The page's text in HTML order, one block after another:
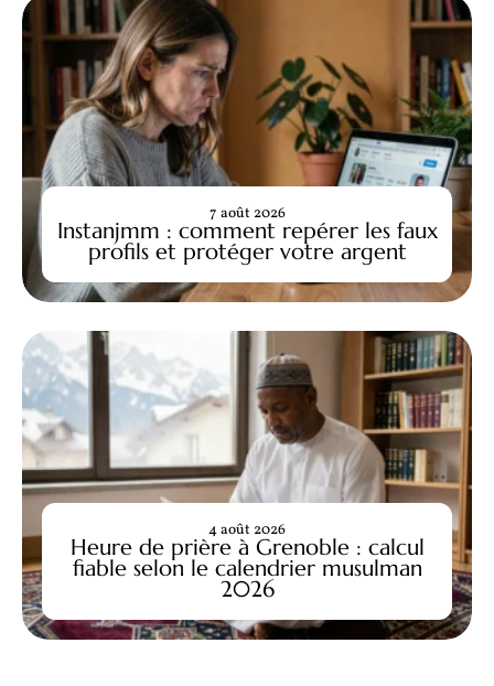
Instanjmm : comment repérer les faux
profils et protéger votre argent
7 août 2026
Heure de prière à Grenoble : calcul
fiable selon le calendrier musulman
2026
4 août 2026